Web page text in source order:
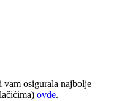
osigurala najbolje
ovde.